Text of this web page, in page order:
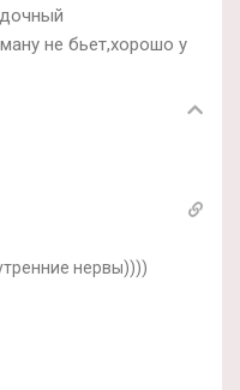
не бьет,хорошо у
нервы))))